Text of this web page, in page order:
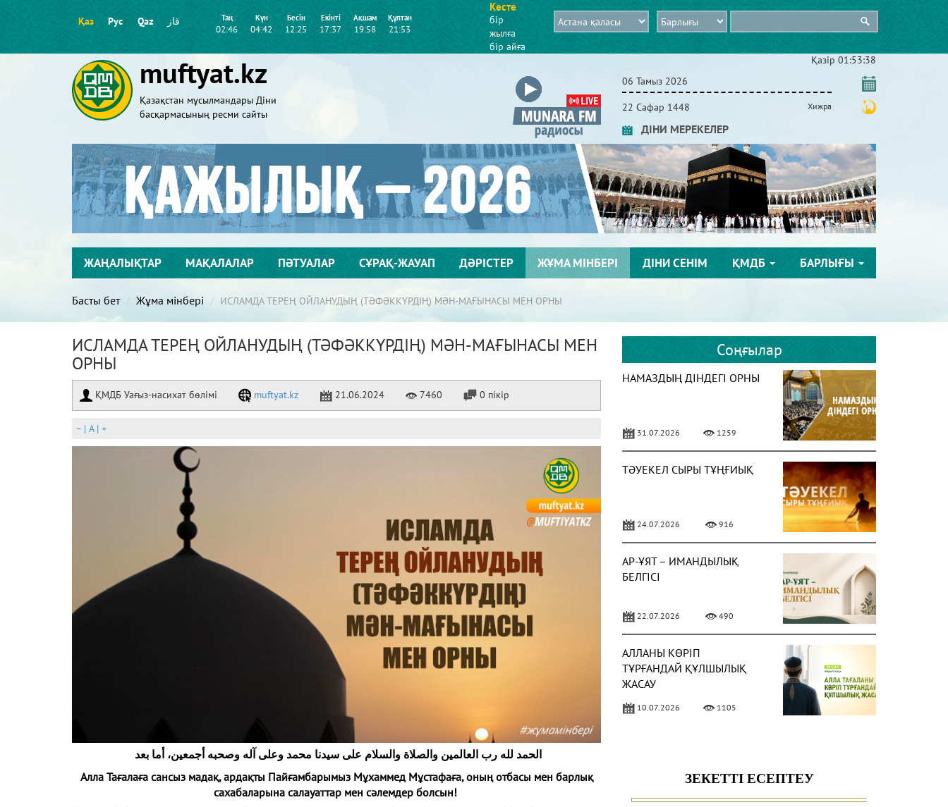
Қаз Рус Qaz قاز Таң
02:46
Күн
04:42
Бесін
12:25
Екінті
17:37
Ақшам
19:58
Құптан
21:53
Кесте
бір
жылға
бір айға
muftyat.kz
Қазақстан мұсылмандары Діни
басқармасының ресми сайты
Қазір 01:53:40
06 Тамыз 2026
22 Сафар 1448 Хижра
ДІНИ МЕРЕКЕЛЕР
ЖАҢАЛЫҚТАР МАҚАЛАЛАР ПӘТУАЛАР СҰРАҚ-ЖАУАП ДӘРІСТЕР ЖҰМА МІНБЕРІ ДІНИ СЕНІМ ҚМДБ БАРЛЫҒЫ
Басты бет Жұма мінбері ИСЛАМДА ТЕРЕҢ ОЙЛАНУДЫҢ (ТӘФӘККҮРДІҢ) МӘН-МАҒЫНАСЫ МЕН ОРНЫ
ИСЛАМДА ТЕРЕҢ ОЙЛАНУДЫҢ (ТӘФӘККҮРДІҢ) МӘН-МАҒЫНАСЫ МЕН
ОРНЫ
ҚМДБ Уағыз-насихат бөлімі muftyat.kz 21.06.2024 7460 0 пікір
– | A| +
الحمد لله رب العالمين والصلاة والسلام على سيدنا محمد وعلى آله وصحبه أجمعين، أما بعد
Алла Тағалаға сансыз мадақ, ардақты Пайғамбарымыз Мұхаммед Мұстафаға, оның отбасы мен барлық
сахабаларына салауаттар мен сәлемдер болсын!
Соңғылар
НАМАЗДЫҢ ДІНДЕГІ ОРНЫ
31.07.2026 1259
ТӘУЕКЕЛ СЫРЫ ТҰҢҒИЫҚ
24.07.2026 916
АР-ҰЯТ – ИМАНДЫЛЫҚ
БЕЛГІСІ
22.07.2026 490
АЛЛАНЫ КӨРІП
ТҰРҒАНДАЙ ҚҰЛШЫЛЫҚ
ЖАСАУ
10.07.2026 1105
03.07.2026 1013